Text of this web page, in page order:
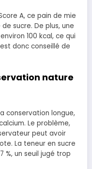
A, ce pain de mie
sucre. De plus, une
100 kcal, ce qui
donc conseillé de
nature
conservation longue,
Le problème,
peut avoir
La teneur en sucre
un seuil jugé trop